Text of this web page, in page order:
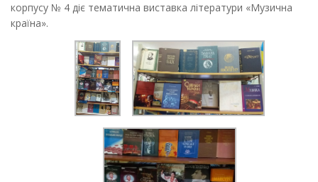
корпусу № 4 діє тематична виставка літератури «Музична
країна».